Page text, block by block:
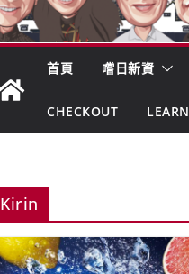
首頁 嚐日新資
CHECKOUT LEARN
Kirin